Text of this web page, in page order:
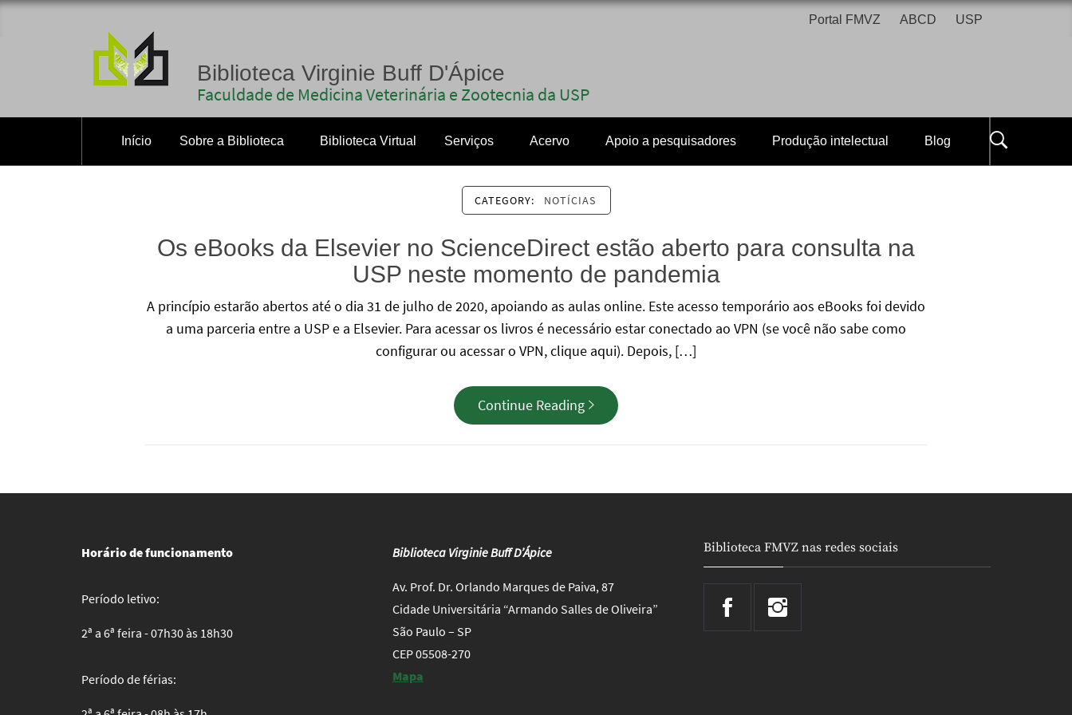
Portal FMVZ ABCD USP
Biblioteca Virginie Buff D'Ápice
Faculdade de Medicina Veterinária e Zootecnia da USP
Início Sobre a Biblioteca Biblioteca Virtual Serviços Acervo Apoio a pesquisadores Produção intelectual Blog
CATEGORY: NOTÍCIAS
Os eBooks da Elsevier no ScienceDirect estão aberto para consulta na
USP neste momento de pandemia
A princípio estarão abertos até o dia 31 de julho de 2020, apoiando as aulas online. Este acesso temporário aos eBooks foi devido
a uma parceria entre a USP e a Elsevier. Para acessar os livros é necessário estar conectado ao VPN (se você não sabe como
configurar ou acessar o VPN, clique aqui). Depois, […]
Continue Reading
Horário de funcionamento
Período letivo:
2ª a 6ª feira - 07h30 às 18h30
Período de férias:
Biblioteca Virginie Buff D’Ápice
Av. Prof. Dr. Orlando Marques de Paiva, 87
Cidade Universitária “Armando Salles de Oliveira”
São Paulo – SP
CEP 05508-270
Mapa
Biblioteca FMVZ nas redes sociais